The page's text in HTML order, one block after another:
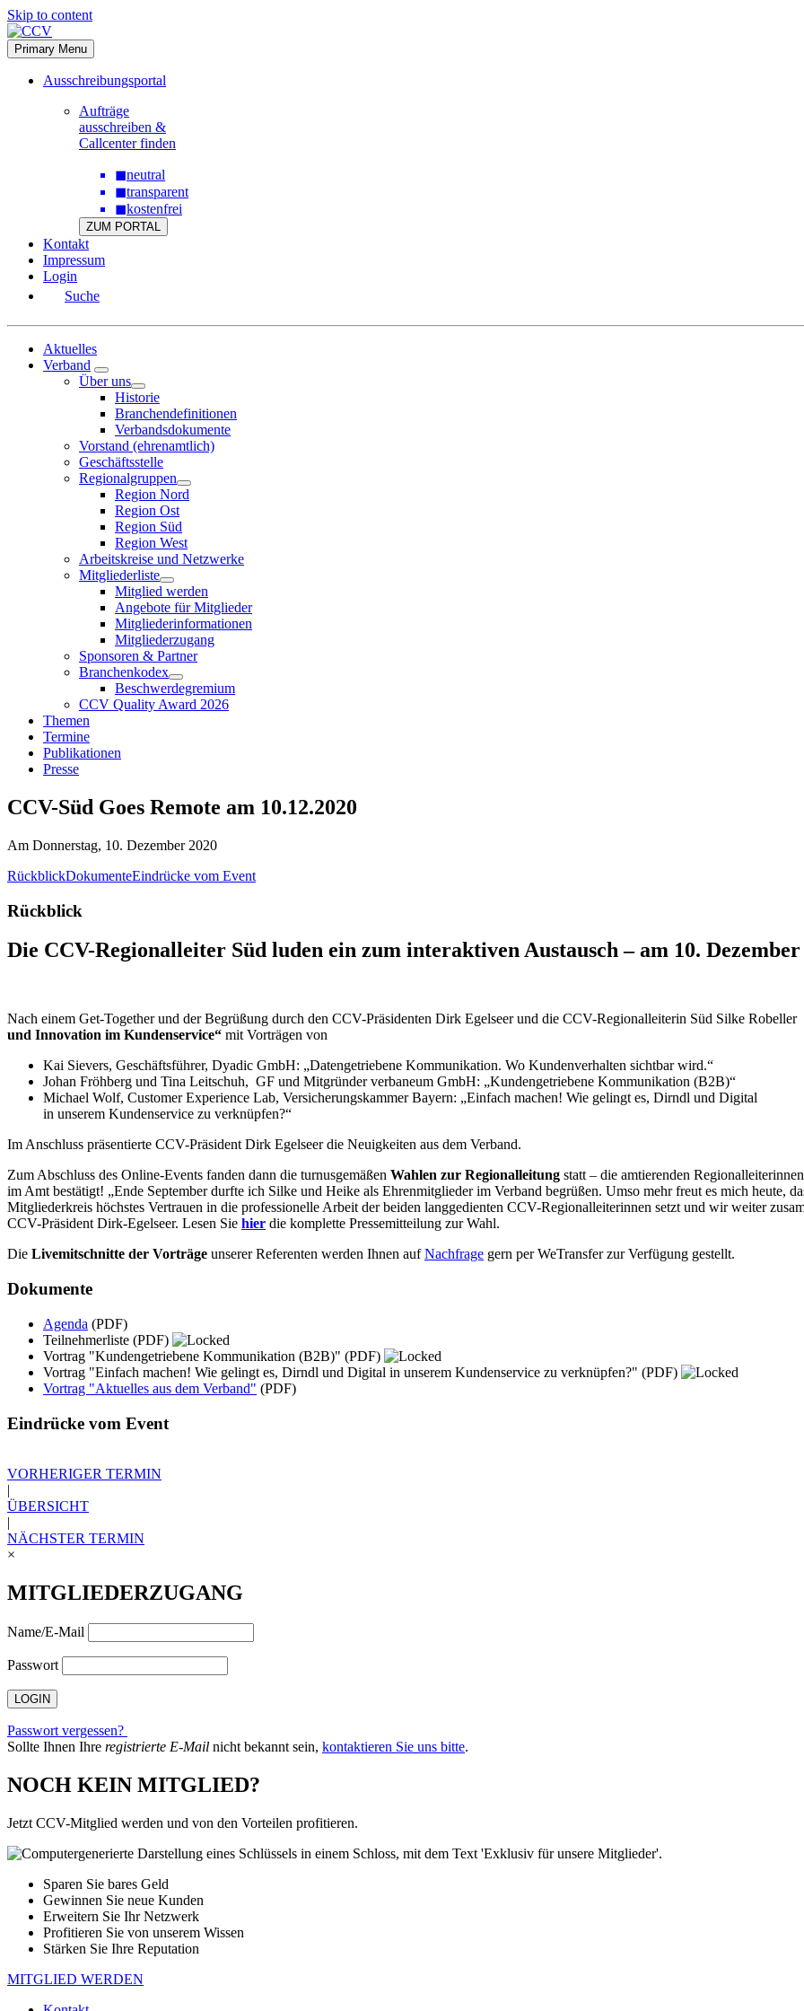
Skip to content
Primary Menu
Ausschreibungsportal
Aufträge
ausschreiben &
Callcenter finden
◼neutral
◼transparent
◼kostenfrei
ZUM PORTAL
Kontakt
Impressum
Login
Suche
Aktuelles
Verband
Über uns
Historie
Branchendefinitionen
Verbandsdokumente
Vorstand (ehrenamtlich)
Geschäftsstelle
Regionalgruppen
Region Nord
Region Ost
Region Süd
Region West
Arbeitskreise und Netzwerke
Mitgliederliste
Mitglied werden
Angebote für Mitglieder
Mitgliederinformationen
Mitgliederzugang
Sponsoren & Partner
Branchenkodex
Beschwerdegremium
CCV Quality Award 2026
Themen
Termine
Publikationen
Presse
CCV-Süd Goes Remote am 10.12.2020
Am Donnerstag, 10. Dezember 2020
RückblickDokumenteEindrücke vom Event
Rückblick
Die CCV-Regionalleiter Süd luden ein zum interaktiven Austausch – am 10.
Nach einem Get-Together und der Begrüßung durch den CCV-Präsidenten Dirk Egelseer und die CCV-Regionalleiterin Süd Silke
und Innovation im Kundenservice“ mit Vorträgen von
Kai Sievers, Geschäftsführer, Dyadic GmbH: „Datengetriebene Kommunikation. Wo Kundenverhalten sichtbar wird.“
Johan Fröhberg und Tina Leitschuh, GF und Mitgründer verbaneum GmbH: „Kundengetriebene Kommunikation (B2B)“
Michael Wolf, Customer Experience Lab, Versicherungskammer Bayern: „Einfach machen! Wie gelingt es, Dirndl und Digital
in unserem Kundenservice zu verknüpfen?“
Im Anschluss präsentierte CCV-Präsident Dirk Egelseer die Neuigkeiten aus dem Verband.
Zum Abschluss des Online-Events fanden dann die turnusgemäßen Wahlen zur Regionalleitung statt – die amtierenden Regionalleiterinnen
im Amt bestätigt! „Ende September durfte ich Silke und Heike als Ehrenmitglieder im Verband begrüßen. Umso mehr freut es mich heute,
Mitgliederkreis höchstes Vertrauen in die professionelle Arbeit der beiden langgedienten CCV-Regionalleiterinnen setzt und wir weiter
CCV-Präsident Dirk-Egelseer. Lesen Sie hier die komplette Pressemitteilung zur Wahl.
Die Livemitschnitte der Vorträge unserer Referenten werden Ihnen aufNachfrage gern per WeTransfer zur Verfügung gestellt.
Dokumente
Agenda (PDF)
Teilnehmerliste (PDF)
Vortrag "Kundengetriebene Kommunikation (B2B)" (PDF)
Vortrag "Einfach machen! Wie gelingt es, Dirndl und Digital in unserem Kundenservice zu verknüpfen?" (PDF)
Vortrag "Aktuelles aus dem Verband" (PDF)
Eindrücke vom Event
VORHERIGER TERMIN
|
ÜBERSICHT
|
NÄCHSTER TERMIN
×
MITGLIEDERZUGANG
Name/E-Mail
Passwort
Passwort vergessen?
Sollte Ihnen Ihre registrierte E-Mail nicht bekannt sein, kontaktieren Sie uns bitte.
NOCH KEIN MITGLIED?
Jetzt CCV-Mitglied werden und von den Vorteilen profitieren.
Sparen Sie bares Geld
Gewinnen Sie neue Kunden
Erweitern Sie Ihr Netzwerk
Profitieren Sie von unserem Wissen
Stärken Sie Ihre Reputation
MITGLIED WERDEN